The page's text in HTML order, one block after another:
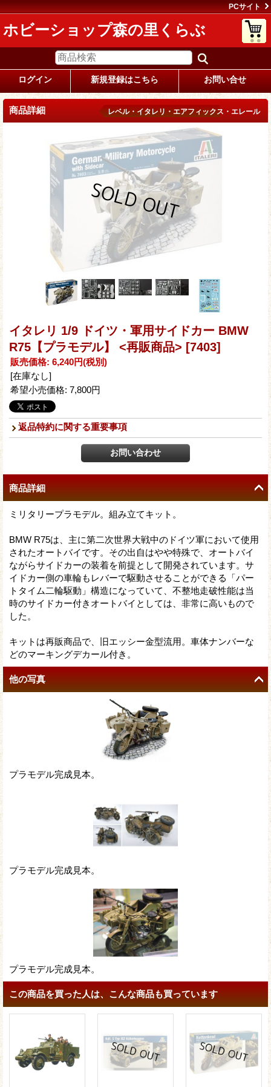
PCサイト
ホビーショップ森の里くらぶ
ログイン 新規登録はこちら お問い合せ
商品詳細 レベル・イタレリ・エアフィックス・エレール
イタレリ 1/9 ドイツ・軍用サイドカー BMW
R75【プラモデル】 <再販商品> [7403]
販売価格: 6,240円(税別)
[在庫なし]
希望小売価格: 7,800円
返品特約に関する重要事項
商品詳細
ミリタリープラモデル。組み立てキット。
BMW R75は、主に第二次世界大戦中のドイツ軍において使用
されたオートバイです。その出自はやや特殊で、オートバイ
ながらサイドカーの装着を前提として開発されています。サ
イドカー側の車輪もレバーで駆動させることができる「パー
トタイム二輪駆動」構造になっていて、不整地走破性能は当
時のサイドカー付きオートバイとしては、非常に高いもので
した。
キットは再販商品で、旧エッシー金型流用。車体ナンバーな
どのマーキングデカール付き。
他の写真
プラモデル完成見本。
プラモデル完成見本。
プラモデル完成見本。
この商品を買った人は、こんな商品も買っています